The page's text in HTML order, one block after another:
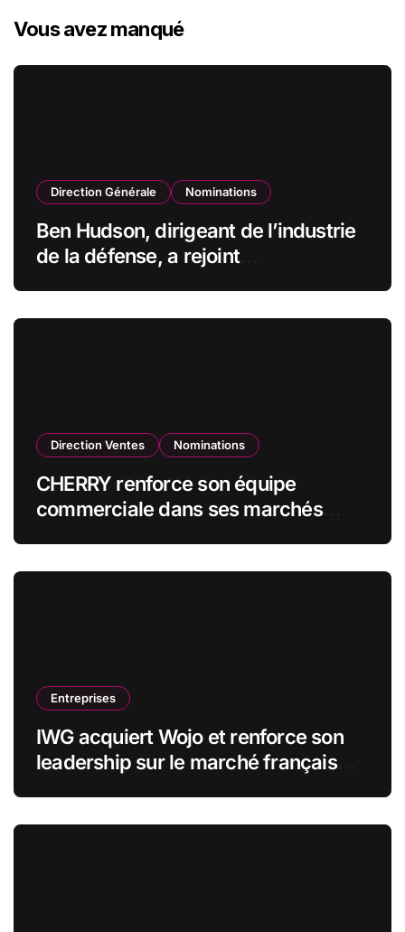
Vous avez manqué
Direction Générale Nominations
Ben Hudson, dirigeant de l’industrie
de la défense, a rejoint
Direction Ventes Nominations
CHERRY renforce son équipe
commerciale dans ses marchés
Entreprises
IWG acquiert Wojo et renforce son
leadership sur le marché français